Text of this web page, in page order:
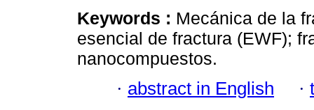
Keywords : Mecánica de la
esencial de fractura (EWF);
nanocompuestos.
· abstract in English ·